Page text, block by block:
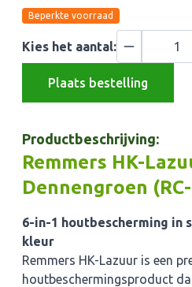
Beperkte voorraad
Kies het aantal:
Plaats bestelling
Productbeschrijving:
Remmers HK-
Dennengroen
6-in-1 houtbescherming in
kleur
Remmers HK-Lazuur is een
houtbeschermingsproduct